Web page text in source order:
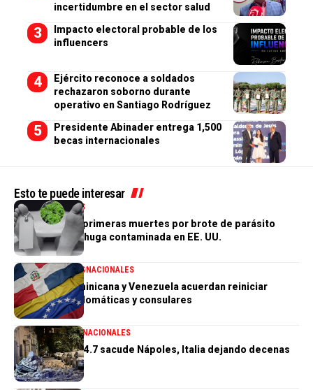
incertidumbre en el sector salud
Impacto electoral probable de los
influencers
Ejército reconoce a soldados
rechazaron soborno durante
operativo en Santiago Rodríguez
Presidente Abinader entrega 1,500
becas internacionales
Esto te puede interesar
INTERNACIONALES
Confirman las primeras muertes por brote de parásito
vinculado a lechuga contaminada en EE. UU.
INTERNACIONALESNACIONALES
República Dominicana y Venezuela acuerdan reiniciar
relaciones diplomáticas y consulares
GENERALESINTERNACIONALES
Terremoto de 4.7 sacude Nápoles, Italia dejando decenas
de heridos